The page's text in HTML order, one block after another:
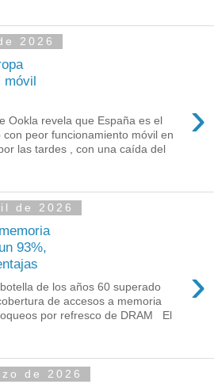
2026
móvil
›
Ookla revela que España es el
con peor funcionamiento móvil en
las tardes , con una caída del
de 2026
93%,
›
de los años 60 superado
de accesos a memoria
por refresco de DRAM El
de 2026